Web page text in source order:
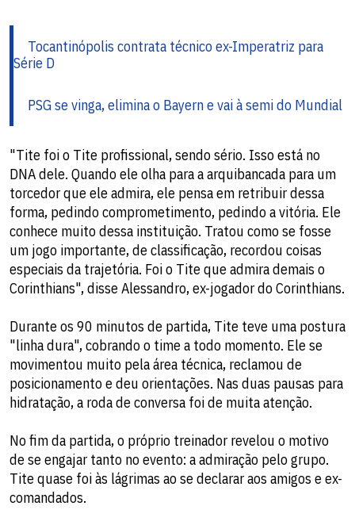
Tocantinópolis contrata técnico ex-Imperatriz para
Série D
PSG se vinga, elimina o Bayern e vai à semi do Mundial
"Tite foi o Tite profissional, sendo sério. Isso está no
DNA dele. Quando ele olha para a arquibancada para um
torcedor que ele admira, ele pensa em retribuir dessa
forma, pedindo comprometimento, pedindo a vitória. Ele
conhece muito dessa instituição. Tratou como se fosse
um jogo importante, de classificação, recordou coisas
especiais da trajetória. Foi o Tite que admira demais o
Corinthians", disse Alessandro, ex-jogador do Corinthians.
Durante os 90 minutos de partida, Tite teve uma postura
"linha dura", cobrando o time a todo momento. Ele se
movimentou muito pela área técnica, reclamou de
posicionamento e deu orientações. Nas duas pausas para
hidratação, a roda de conversa foi de muita atenção.
No fim da partida, o próprio treinador revelou o motivo
de se engajar tanto no evento: a admiração pelo grupo.
Tite quase foi às lágrimas ao se declarar aos amigos e ex-
comandados.